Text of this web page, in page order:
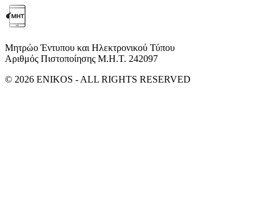
Μητρώο Έντυπου και Ηλεκτρονικού Τύπου
Αριθμός Πιστοποίησης Μ.Η.Τ. 242097
© 2026 ENIKOS - ALL RIGHTS RESERVED